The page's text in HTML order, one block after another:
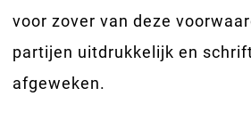
voor zover van deze
partijen uitdrukkelijk en
afgeweken.